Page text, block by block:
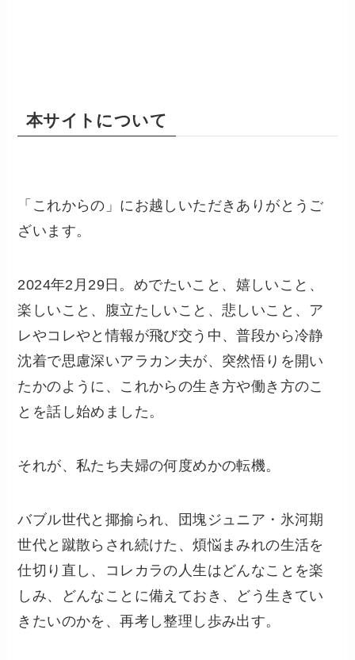
本サイトについて
「これからの」にお越しいただきありがとうご
ざいます。
2024年2月29日。めでたいこと、嬉しいこと、
楽しいこと、腹立たしいこと、悲しいこと、ア
レやコレやと情報が飛び交う中、普段から冷静
沈着で思慮深いアラカン夫が、突然悟りを開い
たかのように、これからの生き方や働き方のこ
とを話し始めました。
それが、私たち夫婦の何度めかの転機。
バブル世代と揶揄られ、団塊ジュニア・氷河期
世代と蹴散らされ続けた、煩悩まみれの生活を
仕切り直し、コレカラの人生はどんなことを楽
しみ、どんなことに備えておき、どう生きてい
きたいのかを、再考し整理し歩み出す。